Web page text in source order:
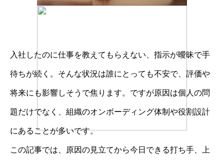
入社したのに仕事を教えてもらえない、指示が曖昧で手
待ちが続く。そんな状況は誰にとっても不安で、評価や
将来にも影響しそうで焦ります。ですが原因は個人の問
題だけでなく、組織のオンボーディング体制や役割設計
にあることが多いです。
この記事では、原因の見立てから今日できる打ち手、上